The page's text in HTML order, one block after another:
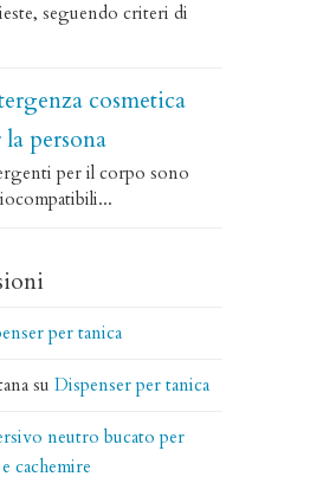
seguendo criteri di
cosmetica
la persona
per il corpo sono
per tanica
su Dispenser per tanica
neutro bucato per
cachemire